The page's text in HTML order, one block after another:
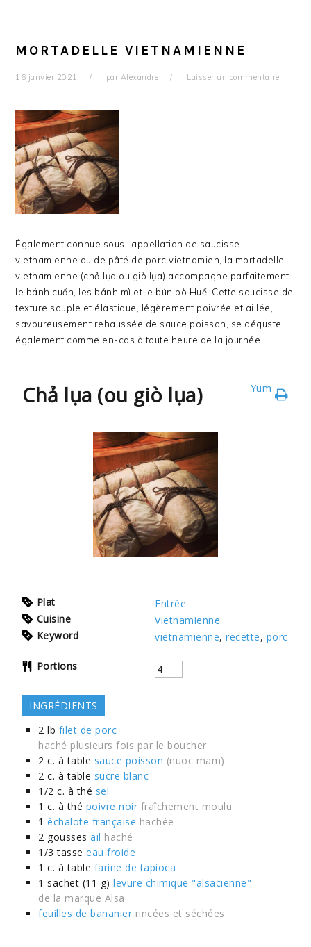
MORTADELLE VIETNAMIENNE
16 janvier 2021 par Alexandre Laisser un commentaire
Également connue sous l’appellation de saucisse
vietnamienne ou de pâté de porc vietnamien, la mortadelle
vietnamienne (chả lụa ou giò lụa) accompagne parfaitement
le bánh cuốn, les bánh mì et le bún bò Huế. Cette saucisse de
texture souple et élastique, légèrement poivrée et aillée,
savoureusement rehaussée de sauce poisson, se déguste
également comme en-cas à toute heure de la journée.
Chả lụa (ou giò lụa) Yum
Plat
Entrée
Cuisine
Vietnamienne
Keyword
vietnamienne,recette, porc
Portions
INGRÉDIENTS
2 lb filet de porc
haché plusieurs fois par le boucher
2 c. à table sauce poisson (nuoc mam)
2 c. à table sucre blanc
1/2 c. à thé sel
1 c. à thé poivre noir fraîchement moulu
1 échalote française hachée
2 gousses ail haché
1/3 tasse eau froide
1 c. à table farine de tapioca
1 sachet (11 g) levure chimique "alsacienne"
de la marque Alsa
feuilles de bananier rincées et séchées